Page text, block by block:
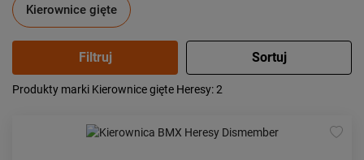
Kierownice gięte
Popularność:
od najwyższej
Produkty marki Kierownice gięte Heresy: 2